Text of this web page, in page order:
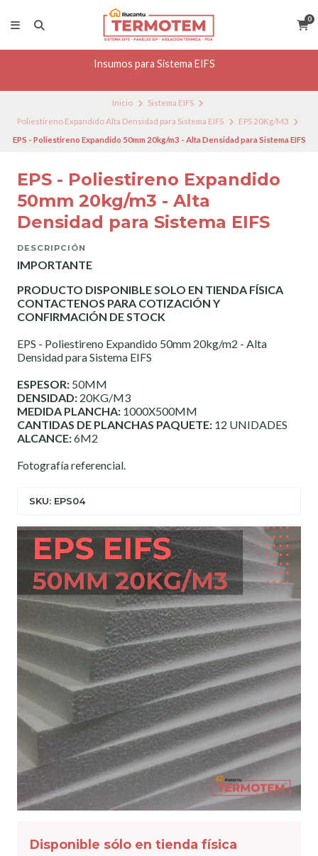
0
Insumos para Sistema EIFS
Inicio
Sistema EIFS
Poliestireno Expandido Alta Densidad para Sistema EIFS
EPS 20Kg/M3
EPS - Poliestireno Expandido 50mm 20kg/m3 - Alta Densidad para Sistema EIFS
EPS - Poliestireno Expandido
50mm 20kg/m3 - Alta
Densidad para Sistema EIFS
DESCRIPCIÓN
IMPORTANTE
PRODUCTO DISPONIBLE SOLO EN TIENDA FÍSICA
CONTACTENOS PARA COTIZACIÓN Y
CONFIRMACIÓN DE STOCK
EPS - Poliestireno Expandido 50mm 20kg/m2 - Alta
Densidad para Sistema EIFS
ESPESOR: 50MM
DENSIDAD: 20KG/M3
MEDIDA PLANCHA: 1000X500MM
CANTIDAS DE PLANCHAS PAQUETE: 12 UNIDADES
ALCANCE:6M2
Fotografía referencial.
SKU: EPS04
Disponible sólo en tienda física